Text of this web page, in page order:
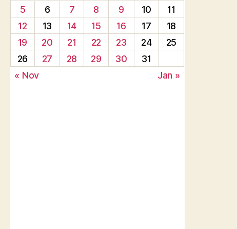
5
6 7 8 9 10
11
12
13 14 15 16 17
18
19
20 21 22 23 24
25
26
27 28 29 30
31
« Nov
Jan »